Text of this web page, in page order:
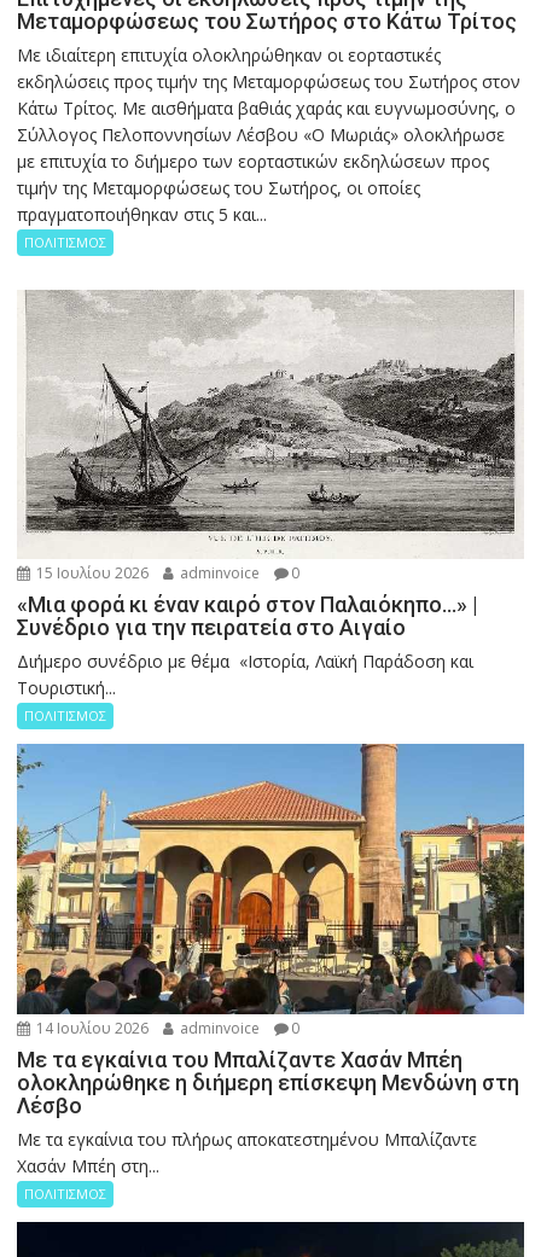
Μεταμορφώσεως του Σωτήρος στο Κάτω Τρίτος
Με ιδιαίτερη επιτυχία ολοκληρώθηκαν οι εορταστικές
εκδηλώσεις προς τιμήν της Μεταμορφώσεως του Σωτήρος στον
Κάτω Τρίτος. Με αισθήματα βαθιάς χαράς και ευγνωμοσύνης, ο
Σύλλογος Πελοποννησίων Λέσβου «Ο Μωριάς» ολοκλήρωσε
με επιτυχία το διήμερο των εορταστικών εκδηλώσεων προς
τιμήν της Μεταμορφώσεως του Σωτήρος, οι οποίες
πραγματοποιήθηκαν στις 5 και...
ΠΟΛΙΤΙΣΜΟΣ
15 Ιουλίου 2026 adminvoice 0
«Μια φορά κι έναν καιρό στον Παλαιόκηπο…» |
Συνέδριο για την πειρατεία στο Αιγαίο
Διήμερο συνέδριο με θέμα «Ιστορία, Λαϊκή Παράδοση και
Τουριστική...
ΠΟΛΙΤΙΣΜΟΣ
14 Ιουλίου 2026 adminvoice 0
Με τα εγκαίνια του Μπαλίζαντε Χασάν Μπέη
ολοκληρώθηκε η διήμερη επίσκεψη Μενδώνη στη
Λέσβο
Με τα εγκαίνια του πλήρως αποκατεστημένου Μπαλίζαντε
Χασάν Μπέη στη...
ΠΟΛΙΤΙΣΜΟΣ